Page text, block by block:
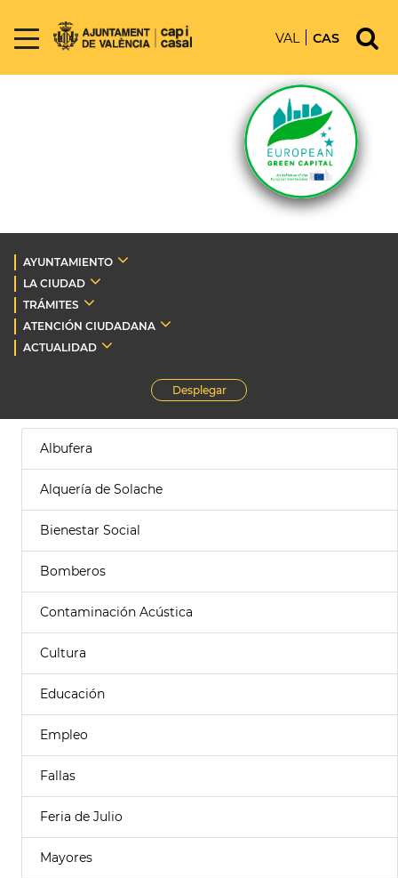
VAL CAS
AYUNTAMIENTO
LA CIUDAD
TRÁMITES
ATENCIÓN CIUDADANA
ACTUALIDAD
Desplegar
Albufera
Alquería de Solache
Bienestar Social
Bomberos
Contaminación Acústica
Cultura
Educación
Empleo
Fallas
Feria de Julio
Mayores